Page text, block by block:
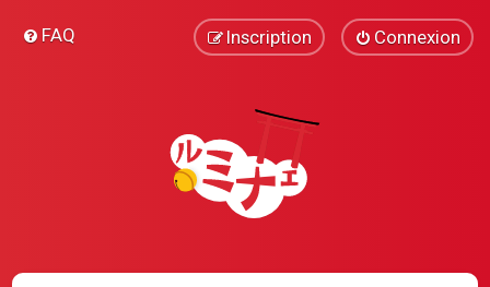
FAQ Connexion
Inscription